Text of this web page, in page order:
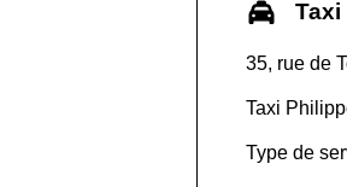
Taxi
35, rue de
Taxi
Type de